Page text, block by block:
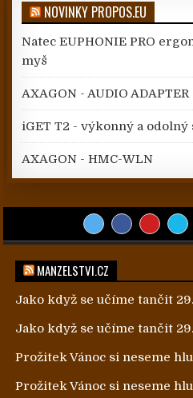
NOVINKY PROPOS.EU
Natec EUPHONIE PRO
myš
AXAGON - AUDIO ADAPTER
iGET T2 - výkonný a
AXAGON - HMC-WLN
MANZELSTVI.CZ
Jako když se učíme tančit
Jako když se učíme tančit
Prožitek Vánoc si neseme
Prožitek Vánoc si neseme